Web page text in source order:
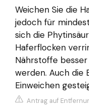
Weichen Sie die
jedoch für
sich die
Haferflocken
Nährstoffe
werden. Auch die
Einweichen
Antrag auf